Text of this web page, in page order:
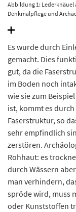
Abbildung 1: Lederknäuel
Denkmalpflege und
Es wurde durch
gemacht. Dies
gut, da die
im Boden noch
wie sie zum
ist, kommt es
Faserstruktur, so
sehr empfindlich
zerstören.
Rohhaut: es
durch Wässern
man verhindern,
spröde wird, muss
oder Kunststoffen